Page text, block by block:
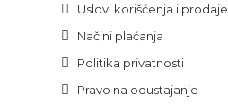
Uslovi korišćenja i prodaje
Načini plaćanja
Politika privatnosti
Pravo na odustajanje